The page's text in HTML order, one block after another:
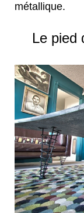
métallique.
Le pied